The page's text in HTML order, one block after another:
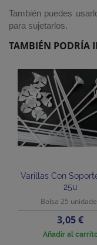
También puedes
para sujetarlos.
TAMBIÉN PODRÍA
Varillas Con
25u
Bolsa 25
Precio
3,05 €
Añadir al